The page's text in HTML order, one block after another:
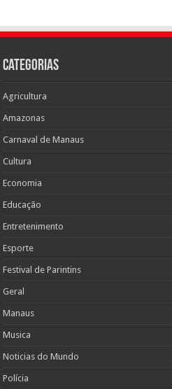
Categorias
Agricultura
Amazonas
Carnaval de Manaus
Cultura
Economia
Educação
Entretenimento
Esporte
Festival de Parintins
Geral
Manaus
Musica
Noticias do Mundo
Polícia